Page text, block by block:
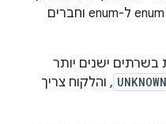
שדות לסוף של parcelable, ערכי enum ל-enum וחברים
ישנים יותר
, והלקוח צריך